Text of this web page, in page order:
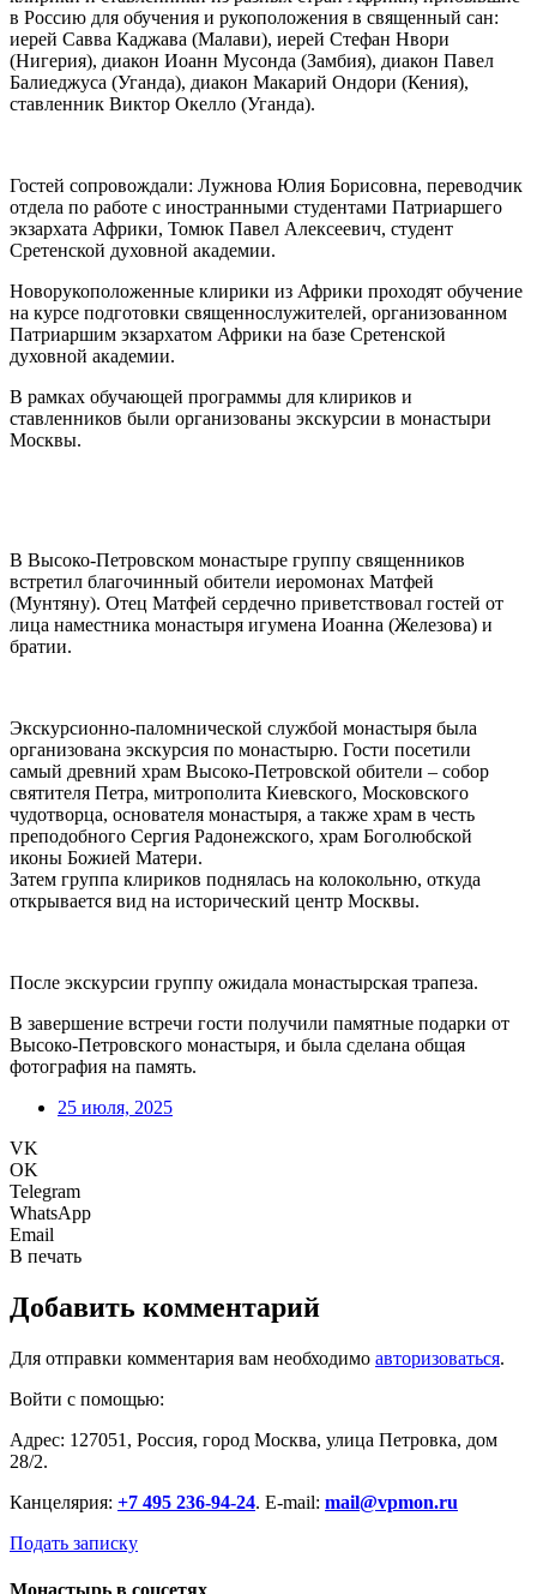
в Россию для обучения и рукоположения в священный сан:
иерей Савва Каджава (Малави), иерей Стефан Нвори
(Нигерия), диакон Иоанн Мусонда (Замбия), диакон Павел
Балиеджуса (Уганда), диакон Макарий Ондори (Кения),
ставленник Виктор Окелло (Уганда).
Гостей сопровождали: Лужнова Юлия Борисовна, переводчик
отдела по работе с иностранными студентами Патриаршего
экзархата Африки, Томюк Павел Алексеевич, студент
Сретенской духовной академии.
Новорукоположенные клирики из Африки проходят обучение
на курсе подготовки священнослужителей, организованном
Патриаршим экзархатом Африки на базе Сретенской
духовной академии.
В рамках обучающей программы для клириков и
ставленников были организованы экскурсии в монастыри
Москвы.
В Высоко-Петровском монастыре группу священников
встретил благочинный обители иеромонах Матфей
(Мунтяну). Отец Матфей сердечно приветствовал гостей от
лица наместника монастыря игумена Иоанна (Железова) и
братии.
Экскурсионно-паломнической службой монастыря была
организована экскурсия по монастырю. Гости посетили
самый древний храм Высоко-Петровской обители – собор
святителя Петра, митрополита Киевского, Московского
чудотворца, основателя монастыря, а также храм в честь
преподобного Сергия Радонежского, храм Боголюбской
иконы Божией Матери.
Затем группа клириков поднялась на колокольню, откуда
открывается вид на исторический центр Москвы.
После экскурсии группу ожидала монастырская трапеза.
В завершение встречи гости получили памятные подарки от
Высоко-Петровского монастыря, и была сделана общая
фотография на память.
25 июля, 2025
VK
OK
Telegram
WhatsApp
Email
В печать
Добавить комментарий
Для отправки комментария вам необходимо авторизоваться.
Войти с помощью:
Адрес: 127051, Россия, город Москва, улица Петровка, дом
28/2.
Канцелярия: +7 495 236-94-24. E-mail: mail@vpmon.ru
Подать записку
Монастырь в соцсетях